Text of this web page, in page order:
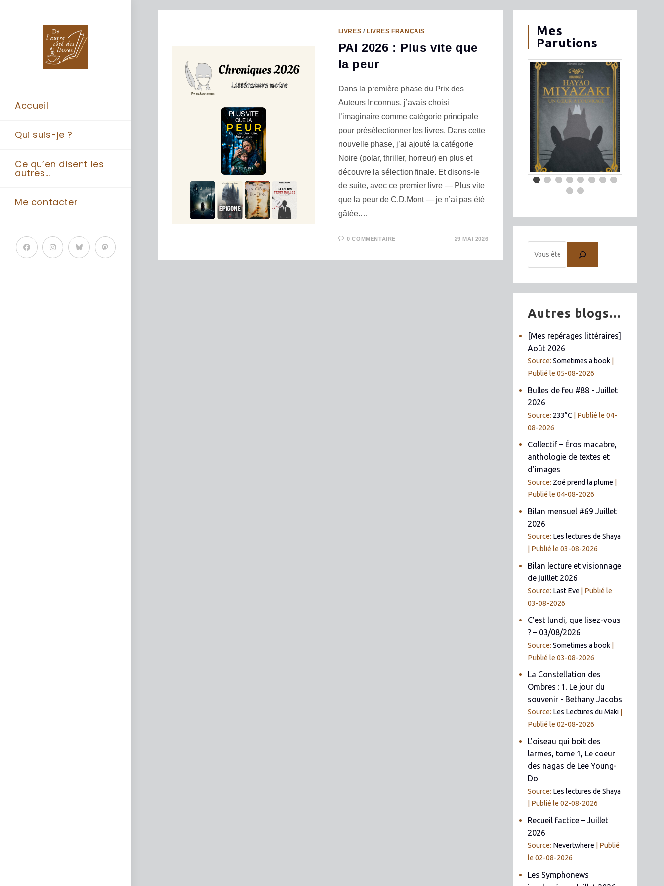
Accueil
Qui suis-je ?
Ce qu’en disent les
autres…
Me contacter
LIVRES / LIVRES FRANÇAIS
PAI 2026 : Plus vite que
la peur
Dans la première phase du Prix des
Auteurs Inconnus, j’avais choisi
l’imaginaire comme catégorie principale
pour présélectionner les livres. Dans cette
nouvelle phase, j’ai ajouté la catégorie
Noire (polar, thriller, horreur) en plus et
découvre la sélection finale. Et disons-le
de suite, avec ce premier livre — Plus vite
que la peur de C.D.Mont — je n’ai pas été
gâtée.…
0 COMMENTAIRE 29 MAI 2026
Mes
Parutions
Autres blogs...
[Mes repérages littéraires]
Août 2026
Source:Sometimes a book
Publié le 05-08-2026
Bulles de feu #88 - Juillet
2026
Source: 233°C
Publié le 04-
08-2026
Collectif – Éros macabre,
anthologie de textes et
d’images
Source: Zoé prend la plume
Publié le 04-08-2026
Bilan mensuel #69 Juillet
2026
Source: Les lectures de Shaya
Publié le 03-08-2026
Bilan lecture et visionnage
de juillet 2026
Source: Last Eve
Publié le
03-08-2026
C’est lundi, que lisez-vous
? – 03/08/2026
Source:Sometimes a book
Publié le 03-08-2026
La Constellation des
Ombres : 1. Le jour du
souvenir - Bethany Jacobs
Source: Les Lectures du Maki
Publié le 02-08-2026
L’oiseau qui boit des
larmes, tome 1, Le coeur
des nagas de Lee Young-
Do
Source: Les lectures de Shaya
Publié le 02-08-2026
Recueil factice – Juillet
2026
Source: Nevertwhere
Publié
le 02-08-2026
Les Symphonews